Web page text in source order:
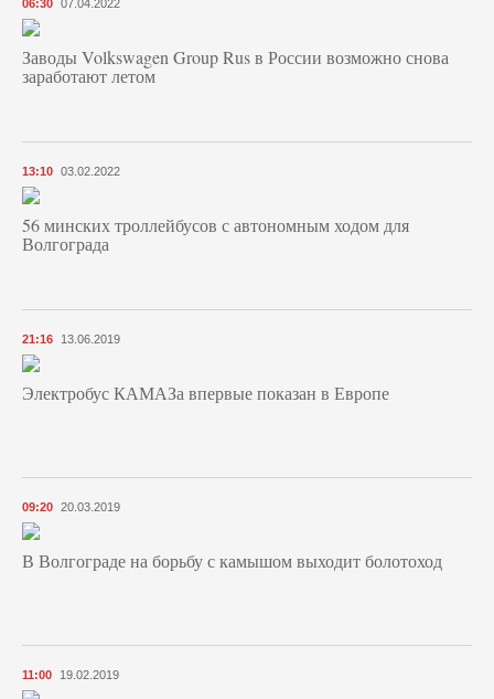
06:30 07.04.2022
Заводы Volkswagen Group Rus в России возможно снова
заработают летом
13:10 03.02.2022
56 минских троллейбусов с автономным ходом для
Волгограда
21:16 13.06.2019
Электробус КАМАЗа впервые показан в Европе
09:20 20.03.2019
В Волгограде на борьбу с камышом выходит болотоход
11:00 19.02.2019